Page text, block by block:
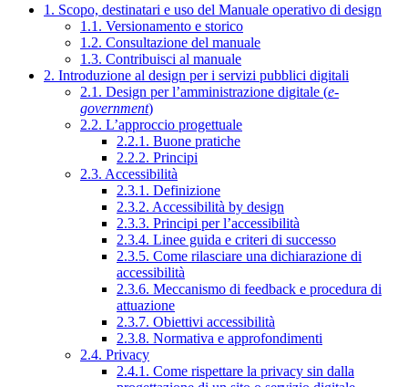
1. Scopo, destinatari e uso del Manuale operativo di design
1.1. Versionamento e storico
1.2. Consultazione del manuale
1.3. Contribuisci al manuale
2. Introduzione al design per i servizi pubblici digitali
2.1. Design per l’amministrazione digitale (e-
government)
2.2. L’approccio progettuale
2.2.1. Buone pratiche
2.2.2. Principi
2.3. Accessibilità
2.3.1. Definizione
2.3.2. Accessibilità by design
2.3.3. Principi per l’accessibilità
2.3.4. Linee guida e criteri di successo
2.3.5. Come rilasciare una dichiarazione di
accessibilità
2.3.6. Meccanismo di feedback e procedura di
attuazione
2.3.7. Obiettivi accessibilità
2.3.8. Normativa e approfondimenti
2.4. Privacy
2.4.1. Come rispettare la privacy sin dalla